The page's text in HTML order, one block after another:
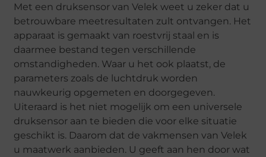
Met een druksensor van Velek weet u zeker dat u
betrouwbare meetresultaten zult ontvangen. Het
apparaat is gemaakt van roestvrij staal en is
daarmee bestand tegen verschillende
omstandigheden. Waar u het ook plaatst, de
parameters zoals de luchtdruk worden
nauwkeurig opgemeten en doorgegeven.
Uiteraard is het niet mogelijk om een universele
druksensor aan te bieden die voor elke situatie
geschikt is. Daarom dat de vakmensen van Velek
u maatwerk aanbieden. U geeft aan hen door wat